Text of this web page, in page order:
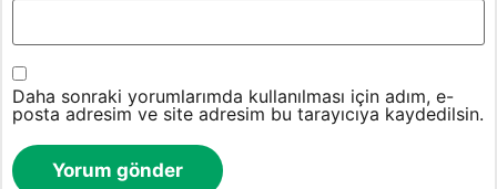
Daha sonraki yorumlarımda kullanılması için adım, e-
posta adresim ve site adresim bu tarayıcıya kaydedilsin.